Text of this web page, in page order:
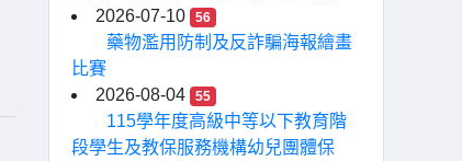
2026-07-10
56
藥物濫用防制及反詐騙海報繪畫
比賽
2026-08-04
55
115學年度高級中等以下教育階
段學生及教保服務機構幼兒團體保